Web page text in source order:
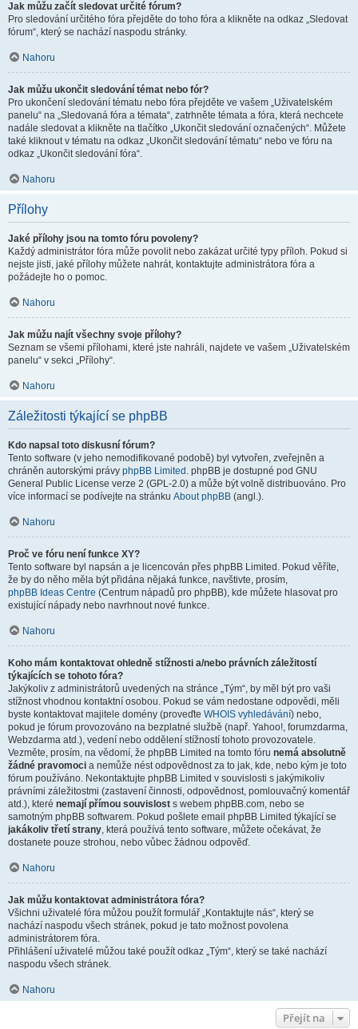
Jak můžu začít sledovat určité fórum?
Pro sledování určitého fóra přejděte do toho fóra a klikněte na odkaz „Sledovat
fórum“, který se nachází naspodu stránky.
Nahoru
Jak můžu ukončit sledování témat nebo fór?
Pro ukončení sledování tématu nebo fóra přejděte ve vašem „Uživatelském
panelu“ na „Sledovaná fóra a témata“, zatrhněte témata a fóra, která nechcete
nadále sledovat a klikněte na tlačítko „Ukončit sledování označených“. Můžete
také kliknout v tématu na odkaz „Ukončit sledování tématu“ nebo ve fóru na
odkaz „Ukončit sledování fóra“.
Nahoru
Přílohy
Jaké přílohy jsou na tomto fóru povoleny?
Každý administrátor fóra může povolit nebo zakázat určité typy příloh. Pokud si
nejste jisti, jaké přílohy můžete nahrát, kontaktujte administrátora fóra a
požádejte ho o pomoc.
Nahoru
Jak můžu najít všechny svoje přílohy?
Seznam se všemi přílohami, které jste nahráli, najdete ve vašem „Uživatelském
panelu“ v sekci „Přílohy“.
Nahoru
Záležitosti týkající se phpBB
Kdo napsal toto diskusní fórum?
Tento software (v jeho nemodifikované podobě) byl vytvořen, zveřejněn a
chráněn autorskými právy phpBB Limited . phpBB je dostupné pod GNU
General Public License verze 2 (GPL-2.0) a může být volně distribuováno. Pro
více informací se podívejte na stránku About phpBB (angl.).
Nahoru
Proč ve fóru není funkce XY?
Tento software byl napsán a je licencován přes phpBB Limited. Pokud věříte,
že by do něho měla být přidána nějaká funkce, navštivte, prosím,
phpBB Ideas Centre (Centrum nápadů pro phpBB), kde můžete hlasovat pro
existující nápady nebo navrhnout nové funkce.
Nahoru
Koho mám kontaktovat ohledně stížnosti a/nebo právních záležitostí
týkajících se tohoto fóra?
Jakýkoliv z administrátorů uvedených na stránce „Tým“, by měl být pro vaši
stížnost vhodnou kontaktní osobou. Pokud se vám nedostane odpovědi, měli
byste kontaktovat majitele domény (proveďte WHOIS vyhledávání) nebo,
pokud je fórum provozováno na bezplatné službě (např. Yahoo!, forumzdarma,
Webzdarma atd.), vedení nebo oddělení stížností tohoto provozovatele.
Vezměte, prosím, na vědomí, že phpBB Limited na tomto fóru nemá absolutně
žádné pravomoci a nemůže nést odpovědnost za to jak, kde, nebo kým je toto
fórum používáno. Nekontaktujte phpBB Limited v souvislosti s jakýmikoliv
právními záležitostmi (zastavení činnosti, odpovědnost, pomlouvačný komentář
atd.), které nemají přímou souvislost s webem phpBB.com, nebo se
samotným phpBB softwarem. Pokud pošlete email phpBB Limited týkající se
jakákoliv třetí strany, která používá tento software, můžete očekávat, že
dostanete pouze strohou, nebo vůbec žádnou odpověď.
Nahoru
Jak můžu kontaktovat administrátora fóra?
Všichni uživatelé fóra můžou použít formulář „Kontaktujte nás“, který se
nachází naspodu všech stránek, pokud je tato možnost povolena
administrátorem fóra.
Přihlášení uživatelé můžou také použít odkaz „Tým“, který se také nachází
naspodu všech stránek.
Nahoru
Přejít na